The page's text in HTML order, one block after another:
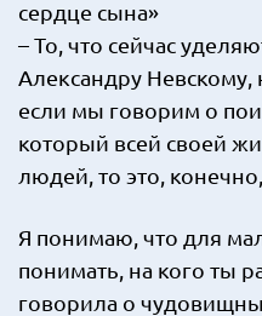
сердце сына»
– То, что сейчас
Александру Невскому,
если мы говорим о
который всей своей
людей, то это,
Я понимаю, что для
понимать, на кого ты
говорила о